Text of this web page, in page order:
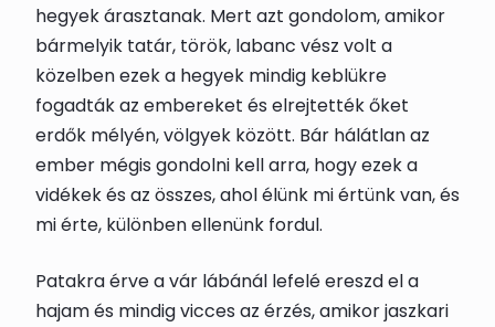
hegyek árasztanak. Mert azt gondolom, amikor
bármelyik tatár, török, labanc vész volt a
közelben ezek a hegyek mindig keblükre
fogadták az embereket és elrejtették őket
erdők mélyén, völgyek között. Bár hálátlan az
ember mégis gondolni kell arra, hogy ezek a
vidékek és az összes, ahol élünk mi értünk van, és
mi érte, különben ellenünk fordul.
Patakra érve a vár lábánál lefelé ereszd el a
hajam és mindig vicces az érzés, amikor jaszkari